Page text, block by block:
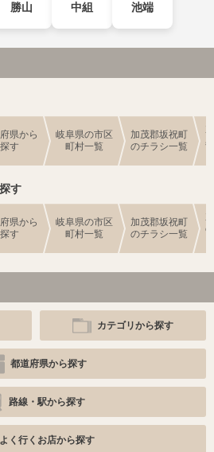
勝山 中組 池端
県から
探す
岐阜県の市区
町村一覧
加茂郡坂祝町
のチラシ一覧
す
県から
探す
岐阜県の市区
町村一覧
加茂郡坂祝町
のチラシ一覧
カテゴリから探す
都道府県から探す
路線・駅から探す
よく行くお店から探す